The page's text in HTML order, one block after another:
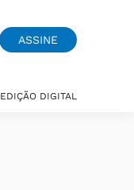
ASSINE
EDIÇÃO DIGITAL